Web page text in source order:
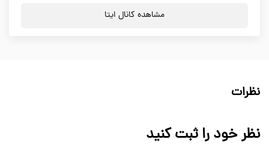
مشاهده کانال ایتا
نظرات
نظر خود را ثبت کنید